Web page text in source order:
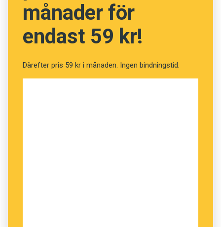
Ola Karlsson
Språkrådets nyordsredaktör
ola.karlsson@isof.se
månader för
endast 59 kr!
Därefter pris 59 kr i månaden. Ingen bindningstid.